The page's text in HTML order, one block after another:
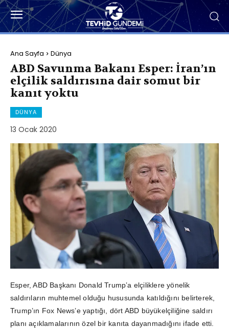
Ana Sayfa Dünya
ABD Savunma Bakanı Esper: İran’ın
elçilik saldırısına dair somut bir
kanıt yoktu
DÜNYA
13 Ocak 2020
Esper, ABD Başkanı Donald Trump’a elçiliklere yönelik
saldırıların muhtemel olduğu hususunda katıldığını belirterek,
Trump’ın Fox News’e yaptığı, dört ABD büyükelçiliğine saldırı
planı açıklamalarının özel bir kanıta dayanmadığını ifade etti.